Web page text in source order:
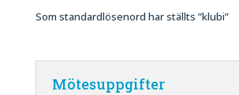
Som standardlösenord har ställts ”klubi”
Mötesuppgifter